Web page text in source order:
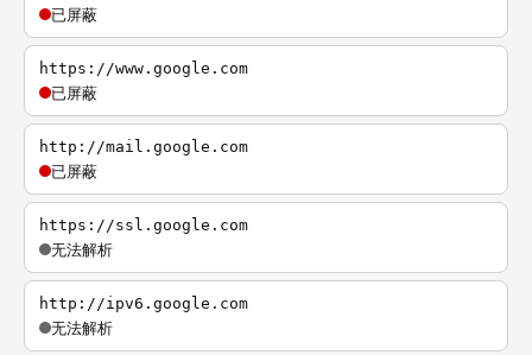
已屏蔽
https://www.google.com
已屏蔽
http://mail.google.com
已屏蔽
https://ssl.google.com
无法解析
http://ipv6.google.com
无法解析